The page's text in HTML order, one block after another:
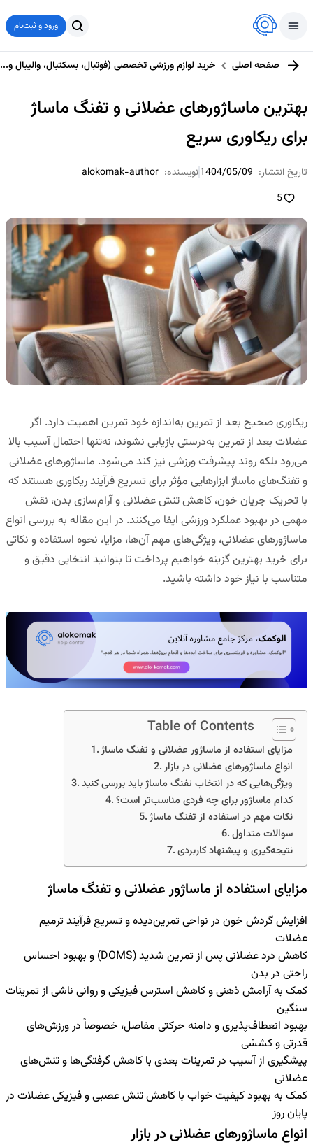
ورود و ثبت‌نام
صفحه اصلی خرید لوازم ورزشی تخصصی (فوتبال، بسکتبال، والیبال
بهترین ماساژورهای عضلانی و تفنگ ماساژ
برای ریکاوری سریع
تاریخ انتشار: 1404/05/09نویسنده: alokomak-author
5
ریکاوری صحیح بعد از تمرین به‌اندازه خود تمرین اهمیت دارد. اگر
عضلات بعد از تمرین به‌درستی بازیابی نشوند، نه‌تنها احتمال آسیب بالا
می‌رود بلکه روند پیشرفت ورزشی نیز کند می‌شود. ماساژورهای عضلانی
و تفنگ‌های ماساژ ابزارهایی مؤثر برای تسریع فرآیند ریکاوری هستند که
با تحریک جریان خون، کاهش تنش عضلانی و آرام‌سازی بدن، نقش
مهمی در بهبود عملکرد ورزشی ایفا می‌کنند. در این مقاله به بررسی انواع
ماساژورهای عضلانی، ویژگی‌های مهم آن‌ها، مزایا، نحوه استفاده و نکاتی
برای خرید بهترین گزینه خواهیم پرداخت تا بتوانید انتخابی دقیق و
متناسب با نیاز خود داشته باشید.
Table of Contents
مزایای استفاده از ماساژور عضلانی و تفنگ ماساژ
انواع ماساژورهای عضلانی در بازار
ویژگی‌هایی که در انتخاب تفنگ ماساژ باید بررسی کنید
کدام ماساژور برای چه فردی مناسب‌تر است؟
نکات مهم در استفاده از تفنگ ماساژ
سوالات متداول
نتیجه‌گیری و پیشنهاد کاربردی
مزایای استفاده از ماساژور عضلانی و تفنگ ماساژ
افزایش گردش خون در نواحی تمرین‌دیده و تسریع فرآیند ترمیم
عضلات
کاهش درد عضلانی پس از تمرین شدید (DOMS) و بهبود احساس
راحتی در بدن
کمک به آرامش ذهنی و کاهش استرس فیزیکی و روانی ناشی از تمرینات
سنگین
بهبود انعطاف‌پذیری و دامنه حرکتی مفاصل، خصوصاً در ورزش‌های
قدرتی و کششی
پیشگیری از آسیب در تمرینات بعدی با کاهش گرفتگی‌ها و تنش‌های
عضلانی
کمک به بهبود کیفیت خواب با کاهش تنش عصبی و فیزیکی عضلات در
پایان روز
انواع ماساژورهای عضلانی در بازار